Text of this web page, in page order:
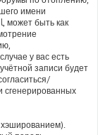
имени
может быть как
у вас есть
записи будет
сгенерированных